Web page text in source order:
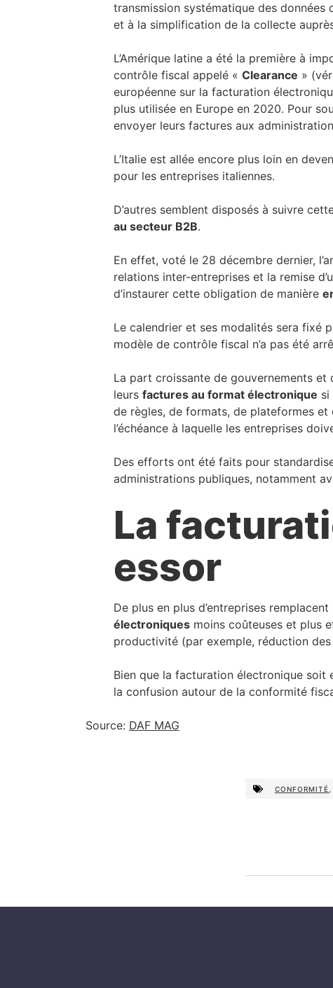
transmission systématique des
et à la simplification de la collecte
L’Amérique latine a été la première à
contrôle fiscal appelé « Clearance »
européenne sur la facturation
plus utilisée en Europe en 2020. Pour
envoyer leurs factures aux
L’Italie est allée encore plus loin en
pour les entreprises italiennes.
D’autres semblent disposés à suivre
au secteur B2B.
En effet, voté le 28 décembre dernier,
relations inter-entreprises et la remise
d’instaurer cette obligation de manière
Le calendrier et ses modalités sera fixé
modèle de contrôle fiscal n’a pas été
La part croissante de gouvernements
leurs factures au format électronique si
de règles, de formats, de plateformes
l’échéance à laquelle les entreprises
Des efforts ont été faits pour
administrations publiques, notamment
La
essor
De plus en plus d’entreprises
électroniques moins coûteuses et plus
productivité (par exemple, réduction
Bien que la facturation électronique soit
la confusion autour de la conformité
Source: DAF MAG
CONFORMITÉ